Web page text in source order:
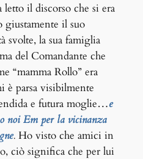
il discorso che si era
giustamente il suo
svolte, la sua famiglia
del Comandante che
“mamma Rollo” era
è parsa visibilmente
e futura moglie…e
noi Em per la vicinanza
. Ho visto che amici in
ciò significa che per lui